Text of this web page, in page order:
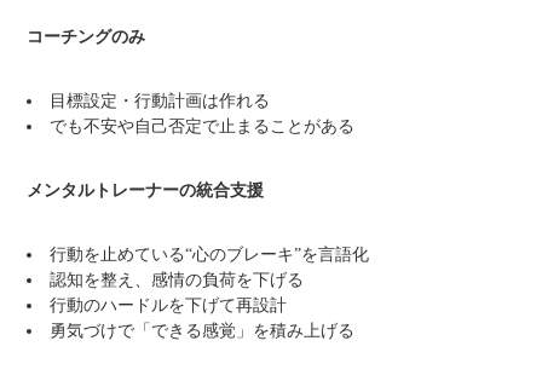
コーチングのみ
目標設定・行動計画は作れる
でも不安や自己否定で止まることがある
メンタルトレーナーの統合支援
行動を止めている“心のブレーキ”を言語化
認知を整え、感情の負荷を下げる
行動のハードルを下げて再設計
勇気づけで「できる感覚」を積み上げる